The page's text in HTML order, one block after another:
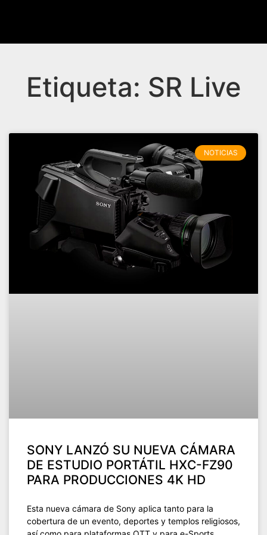
Etiqueta: SR Live
NOTICIAS
SONY LANZÓ SU NUEVA CÁMARA
DE ESTUDIO PORTÁTIL HXC-FZ90
PARA PRODUCCIONES 4K HD
Esta nueva cámara de Sony aplica tanto para la
cobertura de un evento, deportes y templos religiosos,